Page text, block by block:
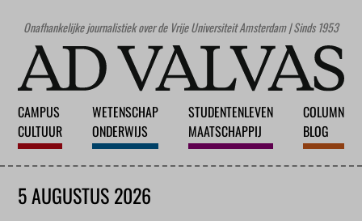
Onafhankelijke journalistiek over de Vrije Universiteit Amsterdam | Sinds 1953
CAMPUS
CULTUUR
WETENSCHAP
ONDERWIJS
STUDENTENLEVEN
MAATSCHAPPIJ
COLUMN
BLOG
5 AUGUSTUS 2026